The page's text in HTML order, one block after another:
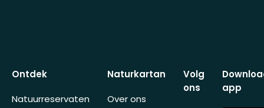
Ontdek
Natuurreservaten
Naturkartan
Over ons
Volg
ons
app